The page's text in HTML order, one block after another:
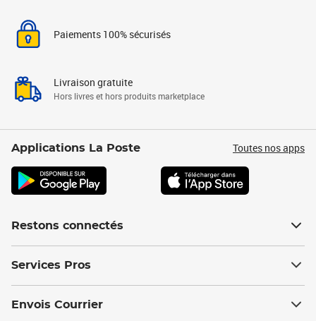
Paiements 100% sécurisés
Livraison gratuite
Hors livres et hors produits marketplace
Applications La Poste Toutes nos apps
Restons connectés
Services Pros
Envois Courrier